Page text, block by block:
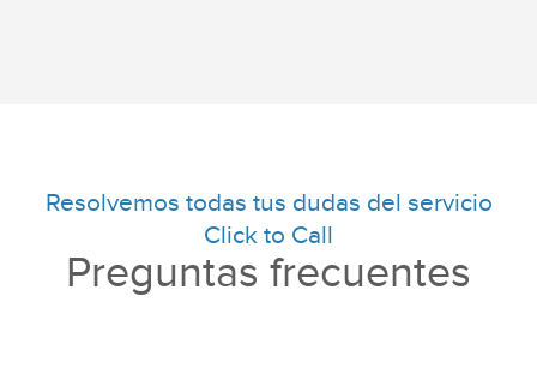
Resolvemos todas tus dudas del servicio
Click to Call
Preguntas frecuentes